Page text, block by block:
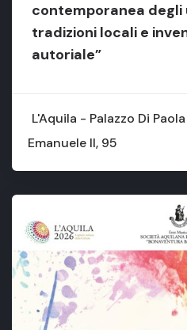
contemporanea degli
tradizioni locali e
autoriale”
L'Aquila - Palazzo Di
Emanuele II, 95